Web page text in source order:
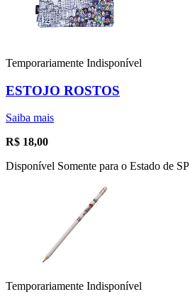
Temporariamente Indisponível
ESTOJO ROSTOS
Saiba mais
R$ 18,00
Disponível Somente para o Estado de SP
Temporariamente Indisponível